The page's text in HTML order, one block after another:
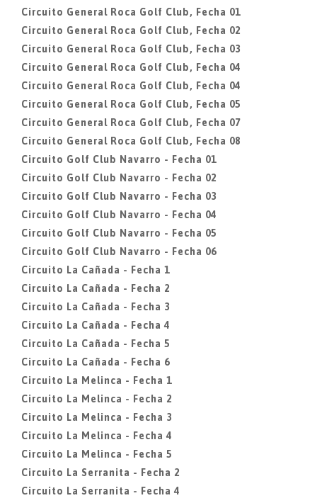
Circuito General Roca Golf Club, Fecha 01
Circuito General Roca Golf Club, Fecha 02
Circuito General Roca Golf Club, Fecha 03
Circuito General Roca Golf Club, Fecha 04
Circuito General Roca Golf Club, Fecha 04
Circuito General Roca Golf Club, Fecha 05
Circuito General Roca Golf Club, Fecha 07
Circuito General Roca Golf Club, Fecha 08
Circuito Golf Club Navarro - Fecha 01
Circuito Golf Club Navarro - Fecha 02
Circuito Golf Club Navarro - Fecha 03
Circuito Golf Club Navarro - Fecha 04
Circuito Golf Club Navarro - Fecha 05
Circuito Golf Club Navarro - Fecha 06
Circuito La Cañada - Fecha 1
Circuito La Cañada - Fecha 2
Circuito La Cañada - Fecha 3
Circuito La Cañada - Fecha 4
Circuito La Cañada - Fecha 5
Circuito La Cañada - Fecha 6
Circuito La Melinca - Fecha 1
Circuito La Melinca - Fecha 2
Circuito La Melinca - Fecha 3
Circuito La Melinca - Fecha 4
Circuito La Melinca - Fecha 5
Circuito La Serranita - Fecha 2
Circuito La Serranita - Fecha 4